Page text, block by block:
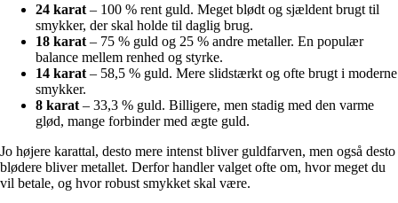
24 karat – 100 % rent guld. Meget blødt og sjældent brugt til
smykker, der skal holde til daglig brug.
18 karat – 75 % guld og 25 % andre metaller. En populær
balance mellem renhed og styrke.
14 karat – 58,5 % guld. Mere slidstærkt og ofte brugt i moderne
smykker.
8 karat – 33,3 % guld. Billigere, men stadig med den varme
glød, mange forbinder med ægte guld.
Jo højere karattal, desto mere intenst bliver guldfarven, men også desto
blødere bliver metallet. Derfor handler valget ofte om, hvor meget du
vil betale, og hvor robust smykket skal være.